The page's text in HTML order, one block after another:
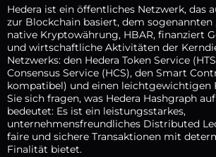
19. Februar 2026
Price Prediction
TRON (TRX) Kursprognose 2026–2050
23. Februar 2026
Hedera ist ein öffentliches Netzwerk, das
zur Blockchain basiert, dem sogenannten
native Kryptowährung, HBAR, finanziert
und wirtschaftliche Aktivitäten der
Netzwerks: den Hedera Token Service
Consensus Service (HCS), den Smart
kompatibel) und einen leichtgewichtigen
Sie sich fragen, was Hedera Hashgraph
bedeutet: Es ist ein leistungsstarkes,
unternehmensfreundliches Distributed
faire und sichere Transaktionen mit
Finalität bietet.